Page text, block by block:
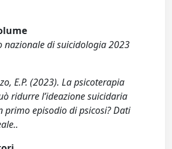
nazionale di suicidologia 2023
E.P. (2023). La psicoterapia
ridurre l’ideazione suicidaria
primo episodio di psicosi? Dati